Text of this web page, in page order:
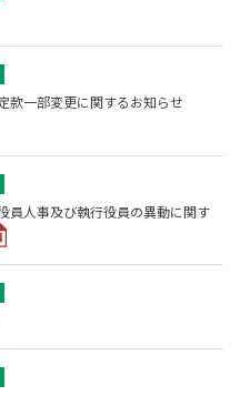
款一部変更に関するお知らせ
員人事及び執行役員の異動に関す